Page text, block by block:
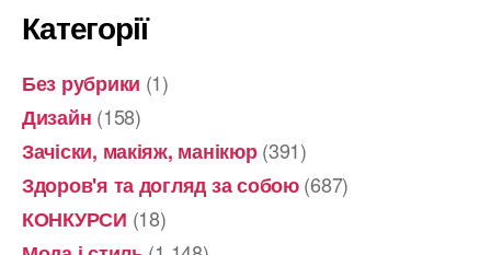
Категорії
Без рубрики (1)
Дизайн (158)
Зачіски, макіяж, манікюр(391)
Здоров'я та догляд за собою(687)
КОНКУРСИ (18)